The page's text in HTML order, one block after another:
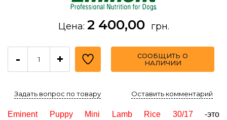
Цена: 2 400,00 грн.
- +
СООБЩИТЬ О
НАЛИЧИИ
Задать вопрос по товару Оставить комментарий
Eminent Puppy Mini Lamb Rice 30/17 -это